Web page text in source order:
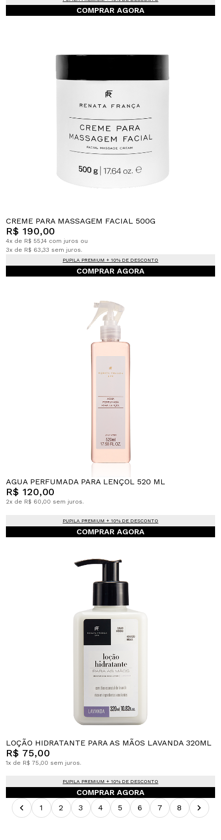
COMPRAR AGORA
CREME PARA MASSAGEM FACIAL 500G
R$ 190,00
4x de R$ 55,14 com juros ou
3x de R$ 63,33 sem juros.
PUPILA PREMIUM + 10% DE DESCONTO
COMPRAR AGORA
AGUA PERFUMADA PARA LENÇOL 520 ML
R$ 120,00
2x de R$ 60,00 sem juros.
PUPILA PREMIUM + 10% DE DESCONTO
COMPRAR AGORA
LOÇÃO HIDRATANTE PARA AS MÃOS LAVANDA 320ML
R$ 75,00
1x de R$ 75,00 sem juros.
PUPILA PREMIUM + 10% DE DESCONTO
COMPRAR AGORA
1
2 3 4 5 6 7 8